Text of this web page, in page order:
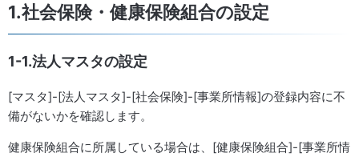
1.社会保険・健康保険組合の設定
1-1.法人マスタの設定
[マスタ]-[法人マスタ]-[社会保険]-[事業所情報]の登録内容に不
備がないかを確認します。
健康保険組合に所属している場合は、[健康保険組合]-[事業所情